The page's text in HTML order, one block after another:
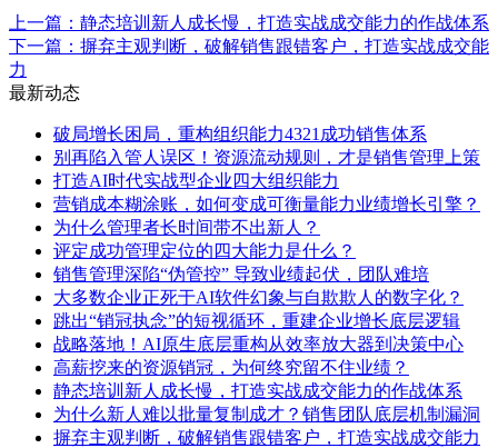
上一篇： 静态培训新人成长慢，打造实战成交能力的作战体系
下一篇： 摒弃主观判断，破解销售跟错客户，打造实战成交能
力
最新动态
破局增长困局，重构组织能力4321成功销售体系
别再陷入管人误区！资源流动规则，才是销售管理上策
打造AI时代实战型企业四大组织能力
营销成本糊涂账，如何变成可衡量能力业绩增长引擎？
为什么管理者长时间带不出新人？
评定成功管理定位的四大能力是什么？
销售管理深陷“伪管控” 导致业绩起伏，团队难培
大多数企业正死于AI软件幻象与自欺欺人的数字化？
跳出“销冠执念”的短视循环，重建企业增长底层逻辑
战略落地！AI原生底层重构从效率放大器到决策中心
高薪挖来的资源销冠，为何终究留不住业绩？
静态培训新人成长慢，打造实战成交能力的作战体系
为什么新人难以批量复制成才？销售团队底层机制漏洞
摒弃主观判断，破解销售跟错客户，打造实战成交能力